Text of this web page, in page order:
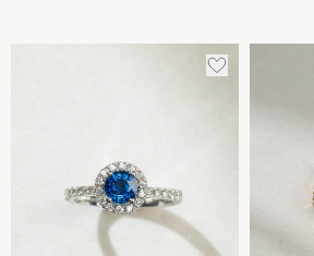
ΠΡΟΣΘΈΣΤΕ
ΣΤΑ